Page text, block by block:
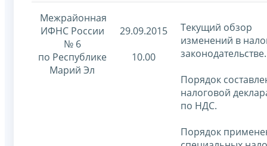
Межрайонная
ИФНС России
№ 6
по Республике
Марий Эл
29.09.2015
10.00
Текущий обзор
изменений в
законодательстве.
Порядок
налоговой
по НДС.
Порядок